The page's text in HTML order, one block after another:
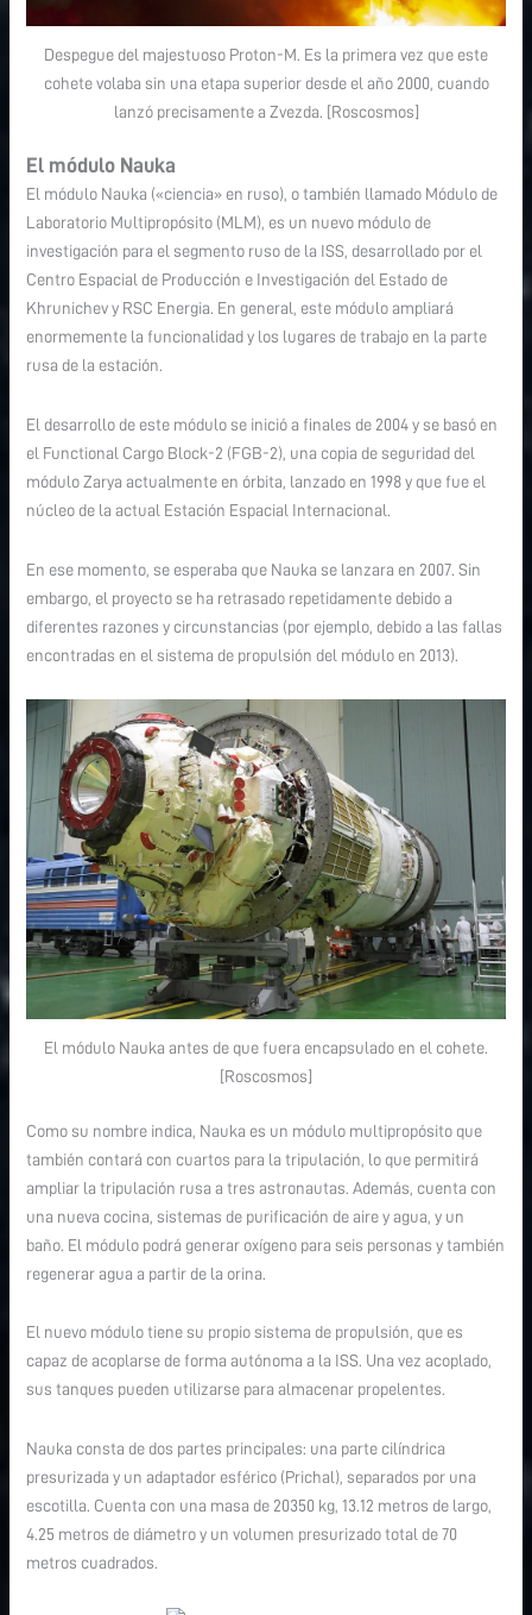
Despegue del majestuoso Proton-M. Es la primera vez que este
cohete volaba sin una etapa superior desde el año 2000, cuando
lanzó precisamente a Zvezda. [Roscosmos]
El módulo Nauka
El módulo Nauka («ciencia» en ruso), o también llamado Módulo de
Laboratorio Multipropósito (MLM), es un nuevo módulo de
investigación para el segmento ruso de la ISS, desarrollado por el
Centro Espacial de Producción e Investigación del Estado de
Khrunichev y RSC Energia. En general, este módulo ampliará
enormemente la funcionalidad y los lugares de trabajo en la parte
rusa de la estación.
El desarrollo de este módulo se inició a finales de 2004 y se basó en
el Functional Cargo Block-2 (FGB-2), una copia de seguridad del
módulo Zarya actualmente en órbita, lanzado en 1998 y que fue el
núcleo de la actual Estación Espacial Internacional.
En ese momento, se esperaba que Nauka se lanzara en 2007. Sin
embargo, el proyecto se ha retrasado repetidamente debido a
diferentes razones y circunstancias (por ejemplo, debido a las fallas
encontradas en el sistema de propulsión del módulo en 2013).
El módulo Nauka antes de que fuera encapsulado en el cohete.
[Roscosmos]
Como su nombre indica, Nauka es un módulo multipropósito que
también contará con cuartos para la tripulación, lo que permitirá
ampliar la tripulación rusa a tres astronautas. Además, cuenta con
una nueva cocina, sistemas de purificación de aire y agua, y un
baño. El módulo podrá generar oxígeno para seis personas y también
regenerar agua a partir de la orina.
El nuevo módulo tiene su propio sistema de propulsión, que es
capaz de acoplarse de forma autónoma a la ISS. Una vez acoplado,
sus tanques pueden utilizarse para almacenar propelentes.
Nauka consta de dos partes principales: una parte cilíndrica
presurizada y un adaptador esférico (Prichal), separados por una
escotilla. Cuenta con una masa de 20350 kg, 13.12 metros de largo,
4.25 metros de diámetro y un volumen presurizado total de 70
metros cuadrados.